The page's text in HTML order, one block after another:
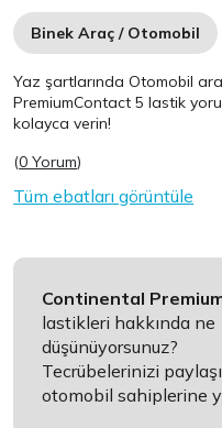
Binek Araç / Otomobil
Yaz şartlarında Otomobil
PremiumContact 5 lastik
kolayca verin!
(0 Yorum)
Tüm ebatları görüntüle
Continental
lastikleri hakkında ne
düşünüyorsunuz?
Tecrübelerinizi
otomobil sahiplerine